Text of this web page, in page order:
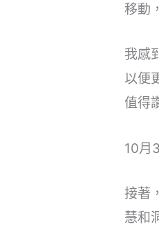
移動
我感
以便
值得
10月
接著
慧和